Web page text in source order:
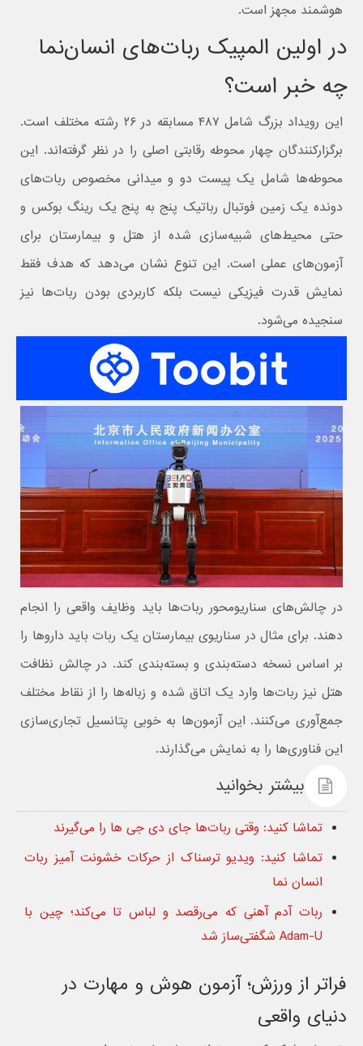
هوشمند مجهز است.
در اولین المپیک ربات‌های انسان‌نما
چه خبر است؟
این رویداد بزرگ شامل ۴۸۷ مسابقه در ۲۶ رشته مختلف است.
برگزارکنندگان چهار محوطه رقابتی اصلی را در نظر گرفته‌اند. این
محوطه‌ها شامل یک پیست دو و میدانی مخصوص ربات‌های
دونده یک زمین فوتبال رباتیک پنج به پنج یک رینگ بوکس و
حتی محیط‌های شبیه‌سازی شده از هتل و بیمارستان برای
آزمون‌های عملی است. این تنوع نشان می‌دهد که هدف فقط
نمایش قدرت فیزیکی نیست بلکه کاربردی بودن ربات‌ها نیز
سنجیده می‌شود.
در چالش‌های سناریومحور ربات‌ها باید وظایف واقعی را انجام
دهند. برای مثال در سناریوی بیمارستان یک ربات باید داروها را
بر اساس نسخه دسته‌بندی و بسته‌بندی کند. در چالش نظافت
هتل نیز ربات‌ها وارد یک اتاق شده و زباله‌ها را از نقاط مختلف
جمع‌آوری می‌کنند. این آزمون‌ها به خوبی پتانسیل تجاری‌سازی
این فناوری‌ها را به نمایش می‌گذارند.
بیشتر بخوانید
تماشا کنید: وقتی ربات‌ها جای دی جی ها را می‌گیرند
تماشا کنید: ویدیو ترسناک از حرکات خشونت‌ آمیز ربات
انسان‌ نما
ربات آدم آهنی که می‌رقصد و لباس تا می‌کند؛ چین با
Adam-U شگفتی‌ساز شد
فراتر از ورزش؛ آزمون هوش و مهارت در
دنیای واقعی